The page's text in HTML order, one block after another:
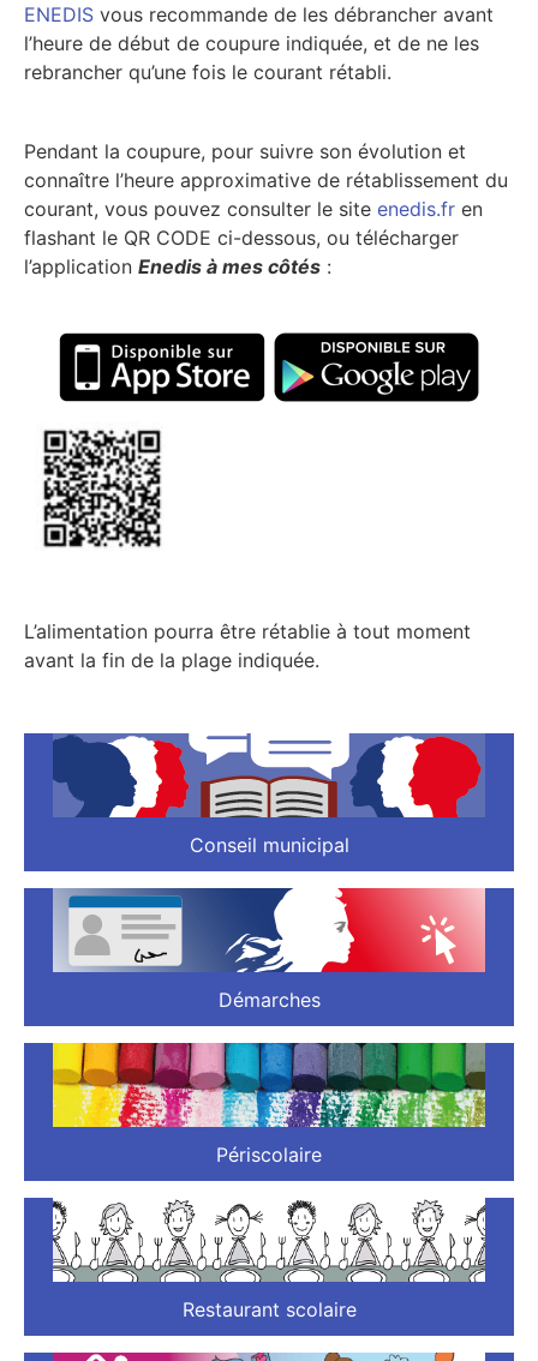
ENEDIS vous recommande de les débrancher avant
l’heure de début de coupure indiquée, et de ne les
rebrancher qu’une fois le courant rétabli.
Pendant la coupure, pour suivre son évolution et
connaître l’heure approximative de rétablissement du
courant, vous pouvez consulter le site enedis.fr en
flashant le QR CODE ci-dessous, ou télécharger
l’application Enedis à mes côtés :
L’alimentation pourra être rétablie à tout moment
avant la fin de la plage indiquée.
Conseil municipal
Démarches
Périscolaire
Restaurant scolaire